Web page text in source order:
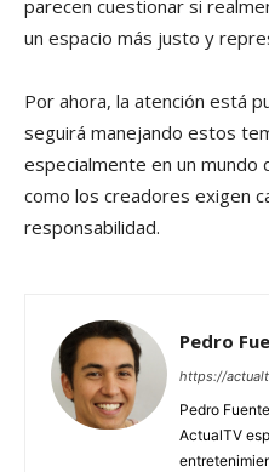
parecen cuestionar si
un espacio más justo y
Por ahora, la atención está
seguirá manejando estos
especialmente en un
como los creadores exigen
responsabilidad.
Pedro
https://
Pedro
ActualTV